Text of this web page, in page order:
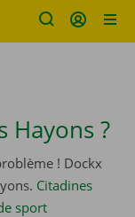
Hayons ?
! Dockx
Citadines
sport